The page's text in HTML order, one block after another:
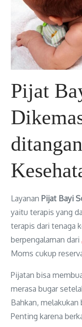
Pijat
LayananPijat Bayi
yaitu terapis yang
terapis dari tenaga
berpengalaman dari
Moms cukup
Pijatan bisa
merasa bugar
Bahkan,
Penting karena